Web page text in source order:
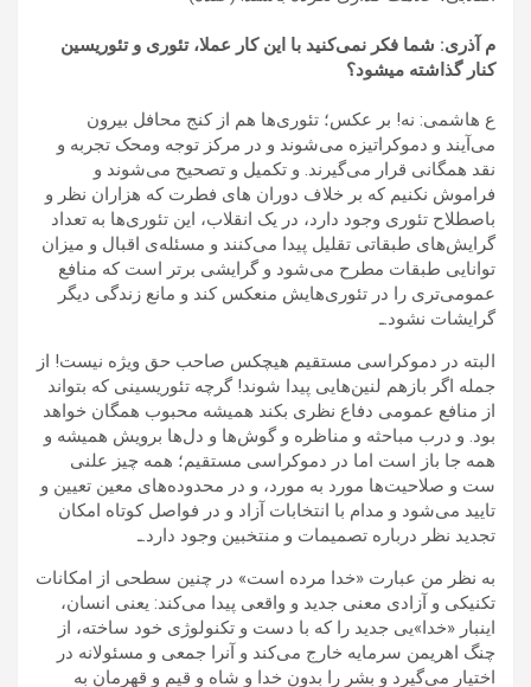
م آذری: شما فکر نمی‌کنید با این کار عملا، تئوری و تئوریسین
کنار گذاشته میشود؟
ع هاشمی: نه! بر عکس؛ تئوری‌ها هم از کنج محافل بیرون
می‌آیند و دموکراتیزه می‌شوند و در مرکز توجه و‌محک تجربه و
نقد همگانی قرار می‌گیرند. و تکمیل و تصحیح می‌شوند و
فراموش نکنیم که بر خلاف دوران های فطرت که هزاران نظر و
باصطلاح تئوری وجود دارد، در یک انقلاب، این تئوری‌ها به تعداد
گرایش‌های طبقاتی تقلیل پیدا می‌کنند و مسئله‌ی اقبال و ‌میزان
توانایی طبقات مطرح می‌شود و گرایشی برتر است که منافع
عمومی‌تری را در تئوری‌هایش منعکس کند و مانع زندگی دیگر
گرایشات نشود.ـ
البته در دموکراسی مستقیم هیچکس صاحب حق ویژه نیست! از
جمله اگر بازهم لنین‌هایی پیدا شوند! گرچه تئوریسینی که بتواند
از منافع عمومی دفاع نظری بکند همیشه محبوب همگان خواهد
بود. و درب مباحثه و مناظره و گوش‌ها و دل‌ها برویش همیشه و
همه جا باز است اما در دموکراسی مستقیم؛ همه چیز علنی
ست و صلاحیت‌ها مورد به مورد، و در محدوده‌های معین تعیین و
تایید می‌شود و مدام با انتخابات آزاد و در فواصل کوتاه امکان
تجدید نظر درباره تصمیمات و منتخبین وجود دارد.ـ
به نظر من عبارت «خدا مرده است» در چنین سطحی از امکانات
تکنیکی و آزادی معنی جدید و واقعی پیدا می‌کند: یعنی انسان،
اینبار «خدا»یی جدید را که با دست و تکنولوژی خود ساخته، از
چنگ اهریمن سرمایه خارج می‌کند و آنرا جمعی و مسئولانه در
اختیار می‌گیرد و بشر را بدون خدا و شاه و قیم و قهرمان به